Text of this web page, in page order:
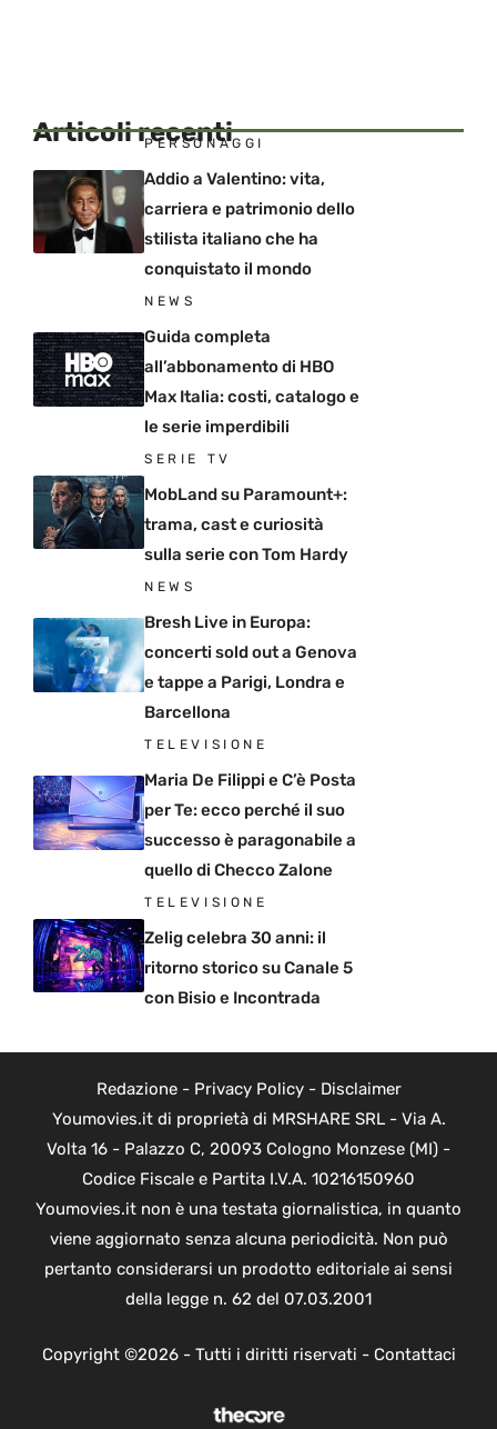
Articoli recenti
PERSONAGGI
Addio a Valentino: vita,
carriera e patrimonio dello
stilista italiano che ha
conquistato il mondo
NEWS
Guida completa
all’abbonamento di HBO
Max Italia: costi, catalogo e
le serie imperdibili
SERIE TV
MobLand su Paramount+:
trama, cast e curiosità
sulla serie con Tom Hardy
NEWS
Bresh Live in Europa:
concerti sold out a Genova
e tappe a Parigi, Londra e
Barcellona
TELEVISIONE
Maria De Filippi e C’è Posta
per Te: ecco perché il suo
successo è paragonabile a
quello di Checco Zalone
TELEVISIONE
Zelig celebra 30 anni: il
ritorno storico su Canale 5
con Bisio e Incontrada
Redazione- Privacy Policy- Disclaimer
Youmovies.it di proprietà di MRSHARE SRL - Via A.
Volta 16 - Palazzo C, 20093 Cologno Monzese (MI) -
Codice Fiscale e Partita I.V.A. 10216150960
Youmovies.it non è una testata giornalistica, in quanto
viene aggiornato senza alcuna periodicità. Non può
pertanto considerarsi un prodotto editoriale ai sensi
della legge n. 62 del 07.03.2001
Copyright ©2026 - Tutti i diritti riservati - Contattaci